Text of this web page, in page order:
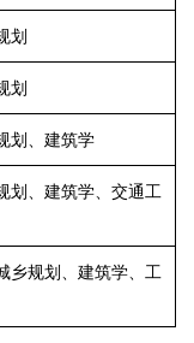
划
划
划、建筑学
划、建筑学、交通工
乡规划、建筑学、工